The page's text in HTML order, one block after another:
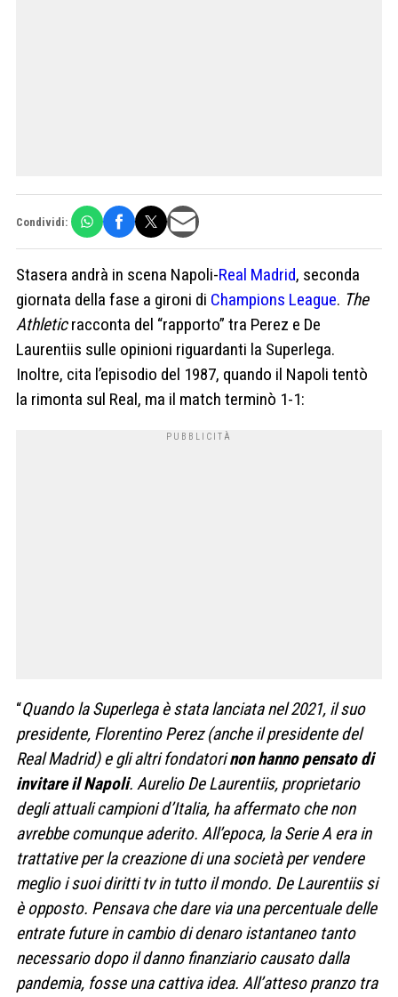
Condividi:
Stasera andrà in scena Napoli-Real Madrid, seconda
giornata della fase a gironi di Champions League. The
Athleticracconta del “rapporto” tra Perez e De
Laurentiis sulle opinioni riguardanti la Superlega.
Inoltre, cita l’episodio del 1987, quando il Napoli tentò
la rimonta sul Real, ma il match terminò 1-1:
“Quando la Superlega è stata lanciata nel 2021, il suo
presidente, Florentino Perez (anche il presidente del
Real Madrid) e gli altri fondatorinon hanno pensato di
invitare il Napoli. Aurelio De Laurentiis, proprietario
degli attuali campioni d’Italia, ha affermato che non
avrebbe comunque aderito. All’epoca, la Serie A era in
trattative per la creazione di una società per vendere
meglio i suoi diritti tv in tutto il mondo. De Laurentiis si
è opposto. Pensava che dare via una percentuale delle
entrate future in cambio di denaro istantaneo tanto
necessario dopo il danno finanziario causato dalla
pandemia, fosse una cattiva idea. All’atteso pranzo tra